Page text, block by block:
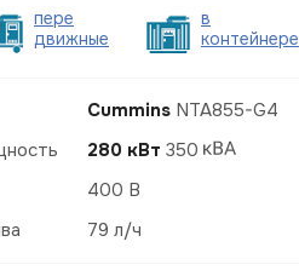
пере
движные
в
контейнере
Cummins NTA855-G4
280 кВт 350
400 В
79 л/ч